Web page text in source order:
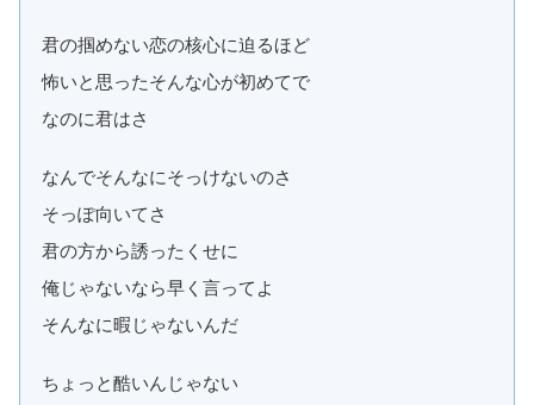
君の掴めない恋の核心に迫るほど
怖いと思ったそんな心が初めてで
なのに君はさ
なんでそんなにそっけないのさ
そっぽ向いてさ
君の方から誘ったくせに
俺じゃないなら早く言ってよ
そんなに暇じゃないんだ
ちょっと酷いんじゃない